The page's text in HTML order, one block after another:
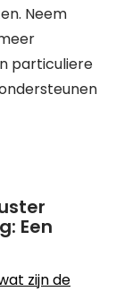
Neem
particuliere
Een
zijn de